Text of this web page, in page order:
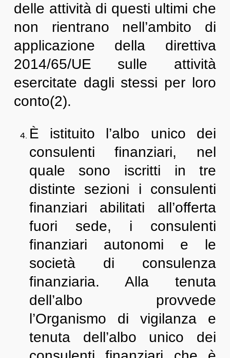
delle attività di questi ultimi che
non rientrano nell’ambito di
applicazione della direttiva
2014/65/UE sulle attività
esercitate dagli stessi per loro
conto(2).
È istituito l’albo unico dei
consulenti finanziari, nel
quale sono iscritti in tre
distinte sezioni i consulenti
finanziari abilitati all’offerta
fuori sede, i consulenti
finanziari autonomi e le
società di consulenza
finanziaria. Alla tenuta
dell’albo provvede
l’Organismo di vigilanza e
tenuta dell’albo unico dei